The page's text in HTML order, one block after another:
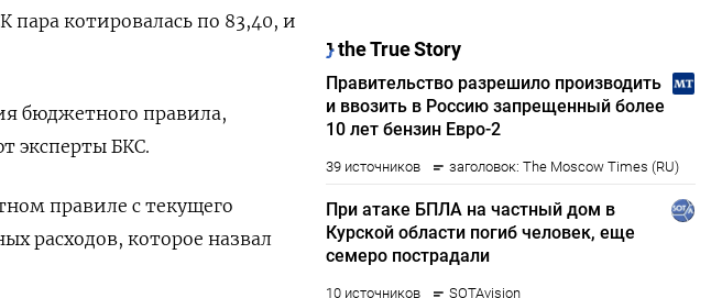
котировалась по 83,40, и
бюджетного правила,
эксперты БКС.
правиле с текущего
расходов, которое ⁠назвал